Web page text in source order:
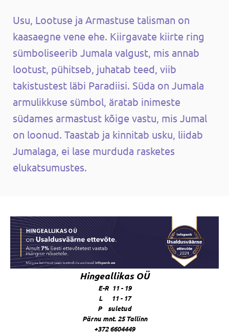
Usu, Lootuse ja Armastuse talisman on
kaasaegne vene ehe. Kiirgavate kiirte ring
sümboliseerib Jumala valgust, mis annab
lootust, pühitseb, juhatab teed, viib
takistustest läbi Paradiisi. Süda on Jumala
armulikkuse sümbol, äratab inimeste
südames armastust kõige vastu, mis Jumal
on loonud. Taastab ja kinnitab usku, liidab
Jumalaga, ei lase murduda rasketes
elukatsumustes.
Hingeallikas OÜ
E-R 11 - 19
L 11 - 17
P suletud
Pärnu mnt. 25 Tallinn
+372 6604449